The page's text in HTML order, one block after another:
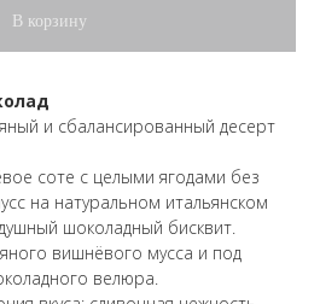
В корзину
и сбалансированный десерт
соте с целыми ягодами без
на натуральном итальянском
шоколадный бисквит.
вишнёвого мусса и под
велюра.